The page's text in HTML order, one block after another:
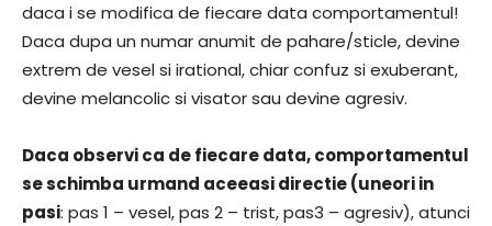
daca i se modifica de fiecare data comportamentul!
Daca dupa un numar anumit de pahare/sticle, devine
extrem de vesel si irational, chiar confuz si exuberant,
devine melancolic si visator sau devine agresiv.
Daca observi ca de fiecare data, comportamentul
se schimba urmand aceeasi directie (uneori in
pasi: pas 1 – vesel, pas 2 – trist, pas3 – agresiv), atunci